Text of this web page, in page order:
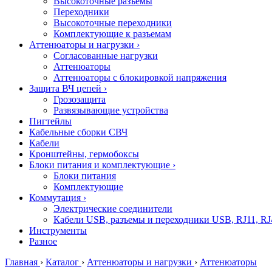
Переходники
Высокоточные переходники
Комплектующие к разъемам
Аттенюаторы и нагрузки ›
Согласованные нагрузки
Аттенюаторы
Аттенюаторы с блокировкой напряжения
Защита ВЧ цепей ›
Грозозащита
Развязывающие устройства
Пигтейлы
Кабельные сборки СВЧ
Кабели
Кронштейны, гермобоксы
Блоки питания и комплектующие ›
Блоки питания
Комплектующие
Коммутация ›
Электрические соединители
Кабели USB, разъемы и переходники USB, RJ11,
Инструменты
Разное
Главная › Каталог › Аттенюаторы и нагрузки › Аттенюаторы